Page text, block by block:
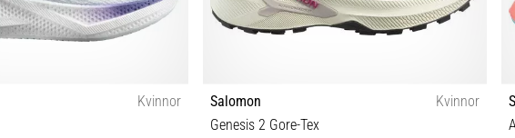
Kvinnor
Salomon
Kvinnor
Genesis 2 Gore-Tex